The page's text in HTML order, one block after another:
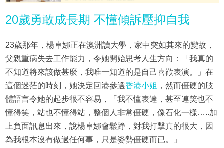
20歲勇敢成長期 不懂傾訴壓抑自我
23歲那年，楊卓娜正在澳洲讀大學，家中突如其來的變故，
父親重病失去工作能力，令她開始思考人生方向：「我真的
不知道將來該做甚麼，我唯一知道的是自己喜歡表演。」在
這個迷茫的時刻，她決定回港參選香港小姐 ，然而僵硬的肢
體語言令她的起步很不容易，「我不懂表達，甚至連笑也不
懂得笑，站也不懂得站，整個人非常僵硬，像石化一樣…..加
上負面訊息出來，說楊卓娜會鬆踭，對我打擊真的很大，因
為我根本沒有做過任何事，只是姿勢僵硬而已。」